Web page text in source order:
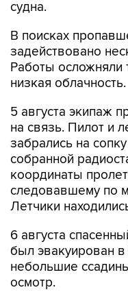
судна.
В поисках
задействовано
Работы осложняли
низкая облачность.
5 августа экипаж
на связь. Пилот и
забрались на
собранной
координаты
следовавшему по
Летчики
6 августа
был эвакуирован
небольшие
осмотр.